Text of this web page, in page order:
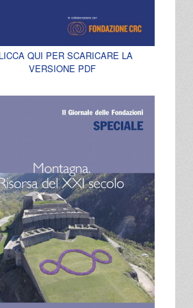
QUI PER SCARICARE LA
VERSIONE PDF